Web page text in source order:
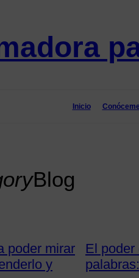
Inicio Conóceme
Blog
poder mirar
y
El poder